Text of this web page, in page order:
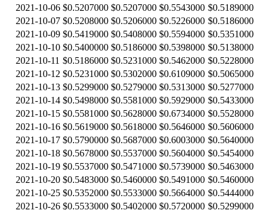
2021-10-06 $0.5207000 $0.5207000 $0.5543000 $0.5189000
2021-10-07 $0.5208000 $0.5206000 $0.5226000 $0.5186000
2021-10-09 $0.5419000 $0.5408000 $0.5594000 $0.5351000
2021-10-10 $0.5400000 $0.5186000 $0.5398000 $0.5138000
2021-10-11 $0.5186000 $0.5231000 $0.5462000 $0.5228000
2021-10-12 $0.5231000 $0.5302000 $0.6109000 $0.5065000
2021-10-13 $0.5299000 $0.5279000 $0.5313000 $0.5277000
2021-10-14 $0.5498000 $0.5581000 $0.5929000 $0.5433000
2021-10-15 $0.5581000 $0.5628000 $0.6734000 $0.5528000
2021-10-16 $0.5619000 $0.5618000 $0.5646000 $0.5606000
2021-10-17 $0.5790000 $0.5687000 $0.6003000 $0.5640000
2021-10-18 $0.5678000 $0.5537000 $0.5604000 $0.5454000
2021-10-19 $0.5537000 $0.5471000 $0.5739000 $0.5463000
2021-10-20 $0.5483000 $0.5460000 $0.5491000 $0.5460000
2021-10-25 $0.5352000 $0.5533000 $0.5664000 $0.5444000
2021-10-26 $0.5533000 $0.5402000 $0.5720000 $0.5299000